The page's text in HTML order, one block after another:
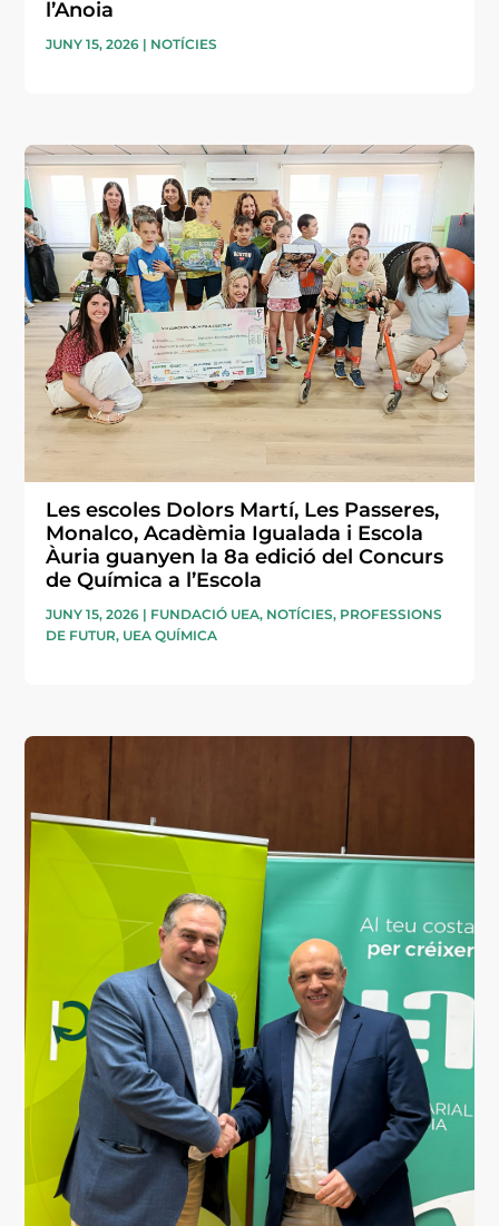
l’Anoia
JUNY 15, 2026 | NOTÍCIES
Les escoles Dolors Martí, Les Passeres,
Monalco, Acadèmia Igualada i Escola
Àuria guanyen la 8a edició del Concurs
de Química a l’Escola
JUNY 15, 2026 | FUNDACIÓ UEA, NOTÍCIES, PROFESSIONS
DE FUTUR, UEA QUÍMICA